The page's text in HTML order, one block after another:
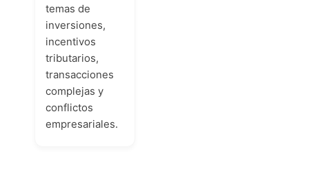
temas de
inversiones,
incentivos
tributarios,
transacciones
complejas y
conflictos
empresariales.